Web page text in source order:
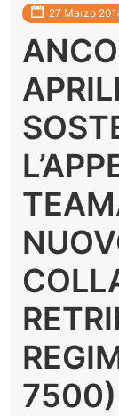
27 Marzo
7500)